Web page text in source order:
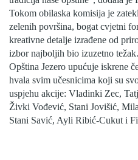
Tokom obilaska komisija je
zelenih površina, bogat cvjetni
kreativne detalje izrađene od
izbor najboljih bio izuzetno težak.
Opština Jezero upućuje iskrene
hvala svim učesnicima koji su
uspjehu akcije: Vladinki Zec,
Živki Vođević, Stani Jovišić,
Stani Savić, Ayli Ribić-Cukut i